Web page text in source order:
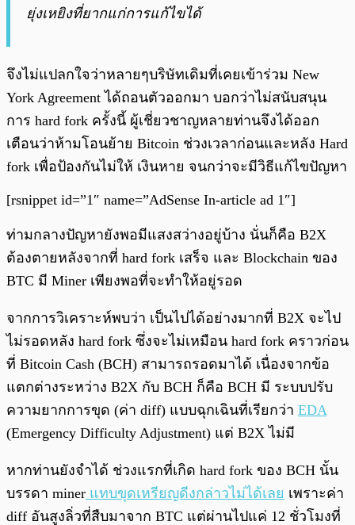
ยุ่งเหยิงที่ยากแก่การแก้ไขได้
จึงไม่แปลกใจว่าหลายๆบริษัทเดิมที่เคยเข้าร่วม New
York Agreement ได้ถอนตัวออกมา บอกว่าไม่สนับสนุน
การ hard fork ครั้งนี้ ผู้เชี่ยวชาญหลายท่านจึงได้ออก
เตือนว่าห้ามโอนย้าย Bitcoin ช่วงเวลาก่อนและหลัง Hard
fork เพื่อป้องกันไม่ให้ เงินหาย จนกว่าจะมีวิธีแก้ไขปัญหา
[rsnippet id=”1″ name=”AdSense In-article ad 1″]
ท่ามกลางปัญหายังพอมีแสงสว่างอยู่บ้าง นั่นก็คือ B2X
ต้องตายหลังจากที่ hard fork เสร็จ และ Blockchain ของ
BTC มี Miner เพียงพอที่จะทำให้อยู่รอด
จากการวิเคราะห์พบว่า เป็นไปได้อย่างมากที่ B2X จะไป
ไม่รอดหลัง hard fork ซึ่งจะไม่เหมือน hard fork คราวก่อน
ที่ Bitcoin Cash (BCH) สามารถรอดมาได้ เนื่องจากข้อ
แตกต่างระหว่าง B2X กับ BCH ก็คือ BCH มี ระบบปรับ
ความยากการขุด (ค่า diff) แบบฉุกเฉินที่เรียกว่า EDA
(Emergency Difficulty Adjustment) แต่ B2X ไม่มี
หากท่านยังจำได้ ช่วงแรกที่เกิด hard fork ของ BCH นั้น
บรรดา miner แทบขุดเหรียญดีงกล่าวไม่ได้เลย เพราะค่า
diff อันสูงลิ่วที่สืบมาจาก BTC แต่ผ่านไปแค่ 12 ชั่วโมงที่